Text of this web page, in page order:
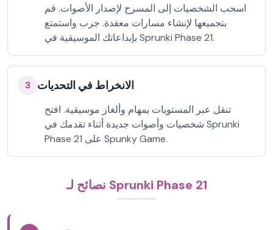
اسحب الشخصيات إلى المسرح لإصدار الأصوات. قم
بتجميعها لإنشاء مسارات معقدة. جرب واستمتع
بإبداعاتك الموسيقية في Sprunki Phase 21.
3 الانخراط في التحديات
تنقل عبر المستويات بمهام وألغاز موسيقية. افتح
شخصيات وأصوات جديدة أثناء تقدمك في Sprunki
Phase 21 على Spunky Game.
نصائح لـ Sprunki Phase 21